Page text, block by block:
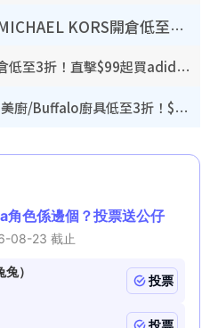
開倉優惠｜銅鑼灣MICHAEL KORS開倉低至17折！直擊$500起買手袋/銀包/鞋款 必買經典Jet Set系列
開倉優惠｜馬拉松開倉低至3折！直擊$99起買adidas／New Balance／Puma鞋款 STANLEY保溫杯劈價至$119起
廚具優惠｜普樂氏/意美廚/Buffalo廚具低至3折！$89起買煎鍋／炒鑊／個人鍋 同場小家電激減至$99起